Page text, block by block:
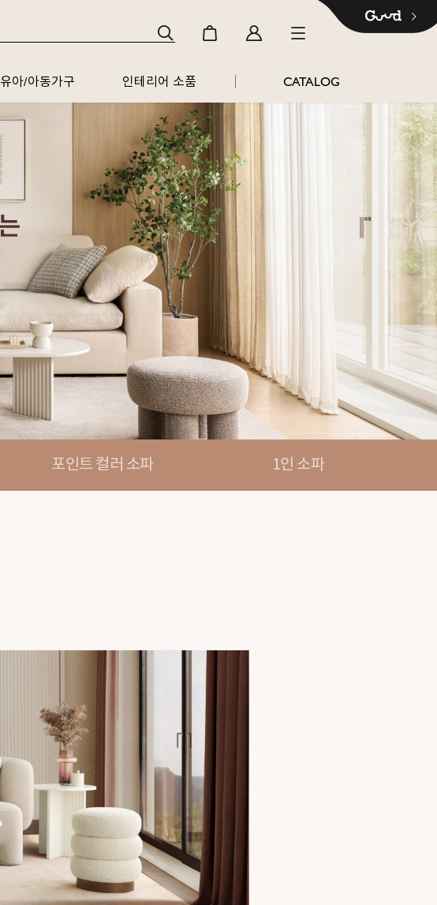
유아/아동가구 인테리어 소품 CATALOG
포인트 컬러 소파 1인 소파